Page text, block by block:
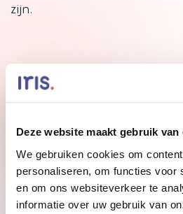
Deze website maakt gebruik van
We gebruiken cookies om
personaliseren, om functies voor
en om ons websiteverkeer te
informatie over uw gebruik van
zijn.